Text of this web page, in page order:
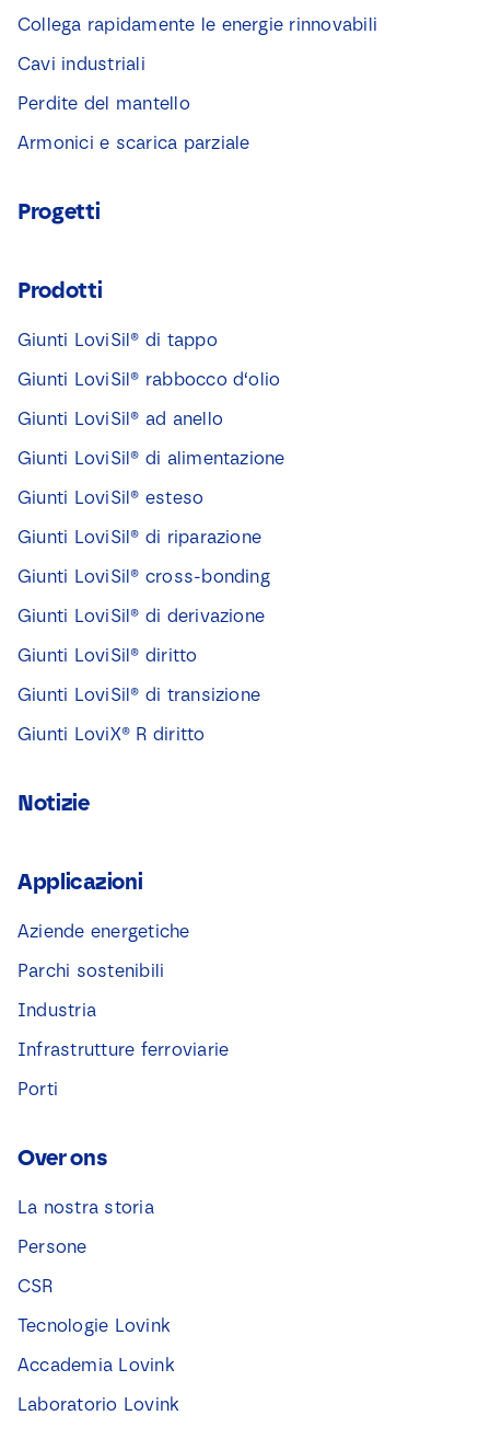
Collega rapidamente le energie rinnovabili
Cavi industriali
Perdite del mantello
Armonici e scarica parziale
Progetti
Prodotti
Giunti LoviSil® di tappo
Giunti LoviSil® rabbocco d‘olio
Giunti LoviSil® ad anello
Giunti LoviSil® di alimentazione
Giunti LoviSil® esteso
Giunti LoviSil® di riparazione
Giunti LoviSil® cross-bonding
Giunti LoviSil® di derivazione
Giunti LoviSil® diritto
Giunti LoviSil® di transizione
Giunti LoviX® R diritto
Notizie
Applicazioni
Aziende energetiche
Parchi sostenibili
Industria
Infrastrutture ferroviarie
Porti
Over ons
La nostra storia
Persone
CSR
Tecnologie Lovink
Accademia Lovink
Laboratorio Lovink